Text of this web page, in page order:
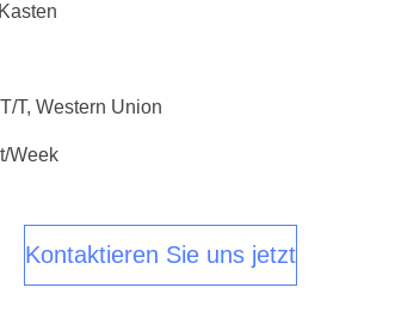
T, Western Union
week
Kontaktieren Sie uns jetzt